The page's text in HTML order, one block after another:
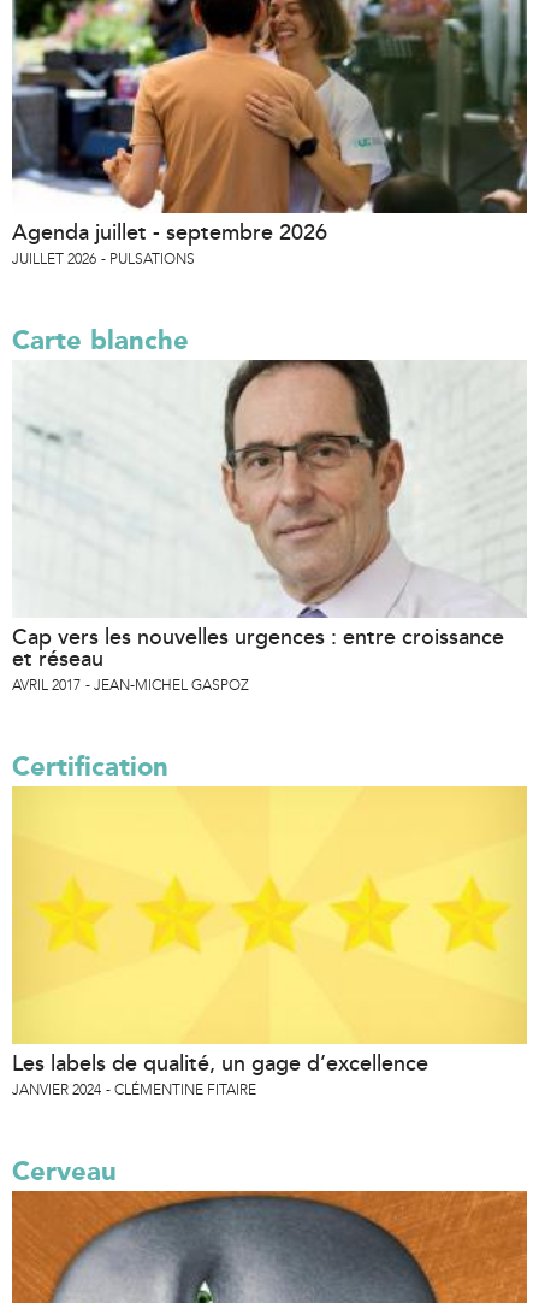
Agenda juillet - septembre 2026
JUILLET 2026 PULSATIONS
Carte blanche
Cap vers les nouvelles urgences : entre croissance
et réseau
AVRIL 2017 JEAN-MICHEL GASPOZ
Certification
Les labels de qualité, un gage d’excellence
JANVIER 2024 CLÉMENTINE FITAIRE
Cerveau